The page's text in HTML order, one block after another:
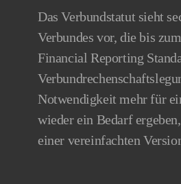
Das Verbundstatut sieht
Verbundes vor, die bis
Financial Reporting
Notwendigkeit mehr für
wieder ein Bedarf
einer vereinfachten